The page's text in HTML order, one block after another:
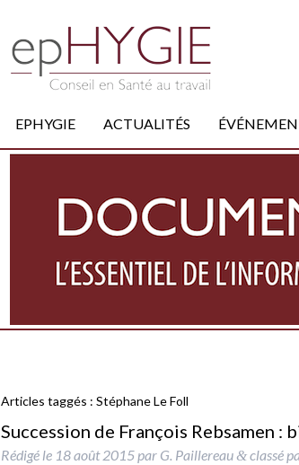
EPHYGIE ACTUALITÉS
Articles taggés : Stéphane Le Foll
Succession de François Rebsamen :
Rédigé le 18 août 2015 par G. Paillereau &classé